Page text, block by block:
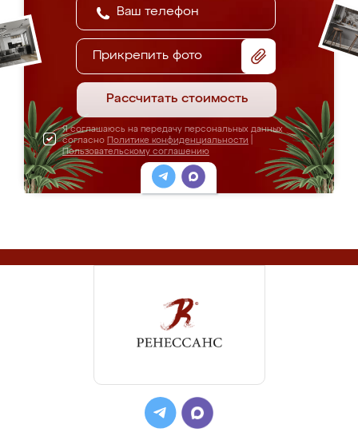
Прикрепить фото
Рассчитать стоимость
Я соглашаюсь на передачу персональных данных
согласно Политике конфиденциальности
Пользовательскому соглашению